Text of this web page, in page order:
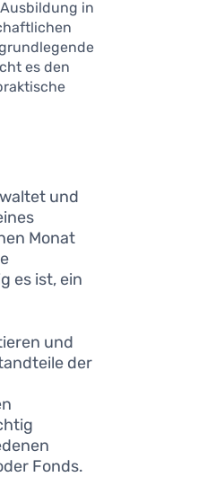
in
es den
und
Monat
es ist, ein
und
der
Fonds.